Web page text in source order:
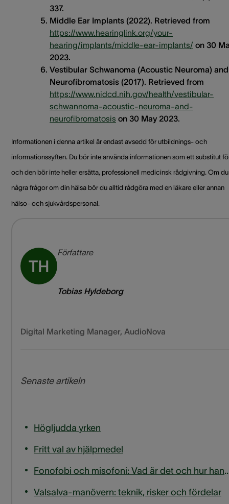
337.
Middle Ear Implants (2022). Retrieved from
https://www.hearinglink.org/your-
hearing/implants/middle-ear-implants/ on 30
2023.
Vestibular Schwanoma (Acoustic Neuroma) and
Neurofibromatosis (2017). Retrieved from
https://www.nidcd.nih.gov/health/vestibular-
schwannoma-acoustic-neuroma-and-
neurofibromatosis on 30 May 2023.
Informationen i denna artikel är endast avsedd för utbildnings- och
informationssyften. Du bör inte använda informationen som ett substitut
och den bör inte heller ersätta, professionell medicinsk rådgivning. Om
några frågor om din hälsa bör du alltid rådgöra med en läkare eller annan
hälso- och sjukvårdspersonal.
TH
Författare
Tobias Hyldeborg
Digital Marketing Manager, AudioNova
Senaste artikeln
Högljudda yrken
Fritt val av hjälpmedel
Fonofobi och misofoni:
Valsalva-manövern: teknik, risker och fördelar